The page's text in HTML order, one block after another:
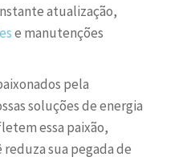
atualização,
e manutenções
pela
soluções de energia
essa paixão,
sua pegada de